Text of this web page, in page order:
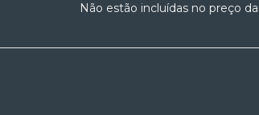
Não estão incluídas no preço